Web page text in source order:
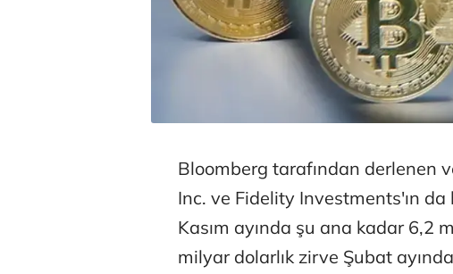
Bloomberg tarafından derlenen
Inc. ve Fidelity Investments'ın da
Kasım ayında şu ana kadar 6,2
milyar dolarlık zirve Şubat